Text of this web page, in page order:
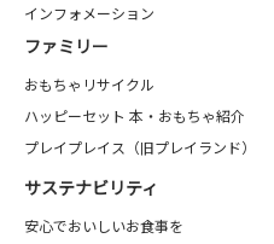
インフォメーション
ファミリー
おもちゃリサイクル
ハッピーセット 本・おもちゃ紹介
プレイプレイス（旧プレイランド）
サステナビリティ
安心でおいしいお食事を